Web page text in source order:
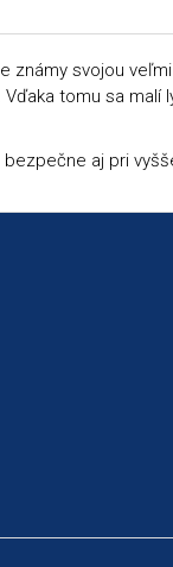
známy svojou
tomu sa malí
aj pri